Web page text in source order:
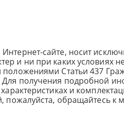
сайте, носит
и ни при каких условиях
Статьи 437
Для получения подробной
и
пожалуйста, обращайтесь к